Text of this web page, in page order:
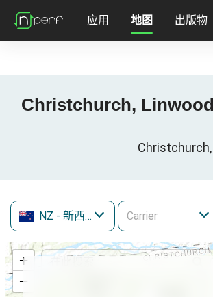
应用 地图 出版物
Christchurch,
NZ - 新西兰
+
−